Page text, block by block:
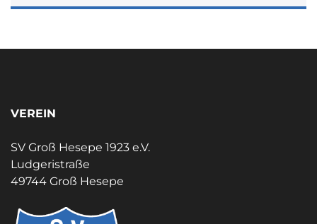
VEREIN
SV Groß Hesepe 1923 e.V.
Ludgeristraße
49744 Groß Hesepe